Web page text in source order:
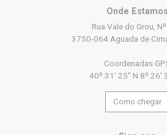
Onde Estamos
Rua Vale do Grou,
3750-064 Aguada de
Coordenadas
40º 31' 25'' N 8º 26'
Como chegar